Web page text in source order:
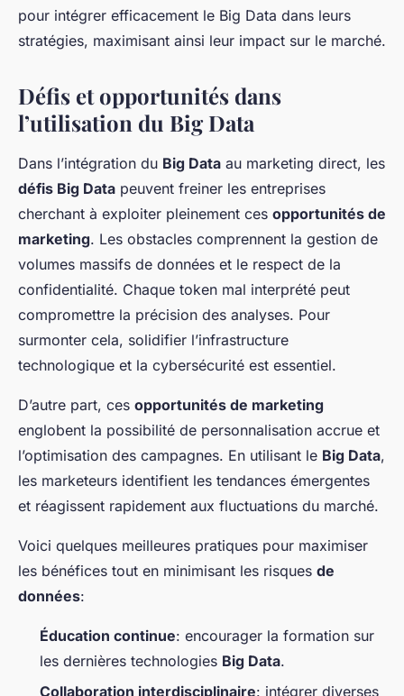
pour intégrer efficacement le Big Data dans leurs
stratégies, maximisant ainsi leur impact sur le marché.
Défis et opportunités dans
l’utilisation du Big Data
Dans l’intégration du Big Data au marketing direct, les
défis Big Data peuvent freiner les entreprises
cherchant à exploiter pleinement ces opportunités de
marketing. Les obstacles comprennent la gestion de
volumes massifs de données et le respect de la
confidentialité. Chaque token mal interprété peut
compromettre la précision des analyses. Pour
surmonter cela, solidifier l’infrastructure
technologique et la cybersécurité est essentiel.
D’autre part, ces opportunités de marketing
englobent la possibilité de personnalisation accrue et
l’optimisation des campagnes. En utilisant le Big Data,
les marketeurs identifient les tendances émergentes
et réagissent rapidement aux fluctuations du marché.
Voici quelques meilleures pratiques pour maximiser
les bénéfices tout en minimisant les risques de
données:
Éducation continue: encourager la formation sur
les dernières technologies Big Data.
Collaboration interdisciplinaire: intégrer diverses